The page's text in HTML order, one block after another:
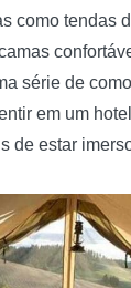
como tendas
série de
em um
de estar